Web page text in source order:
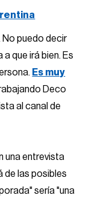
puedo decir
que irá bien. Es
Es muy
Deco
al canal de
una entrevista
de las posibles
sería "una